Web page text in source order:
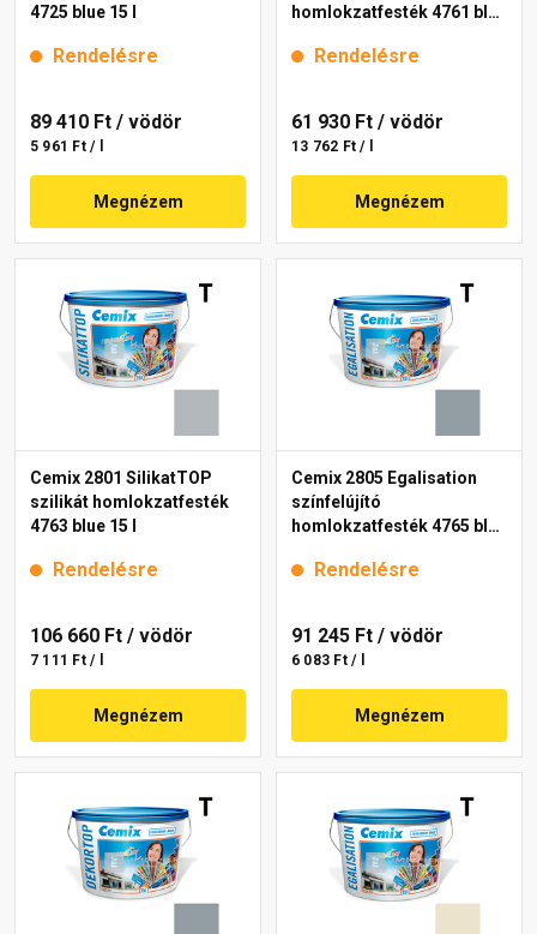
4725 blue 15 l
Rendelésre
89 410 Ft / vödör
5 961 Ft / l
Megnézem
homlokzatfesték 4761 blue
Rendelésre
61 930 Ft / vödör
13 762 Ft / l
Megnézem
Cemix 2801 SilikatTOP
szilikát homlokzatfesték
4763 blue 15 l
Rendelésre
106 660 Ft / vödör
7 111 Ft / l
Megnézem
Cemix 2805 Egalisation
színfelújító
homlokzatfesték 4765 blue
Rendelésre
91 245 Ft / vödör
6 083 Ft / l
Megnézem